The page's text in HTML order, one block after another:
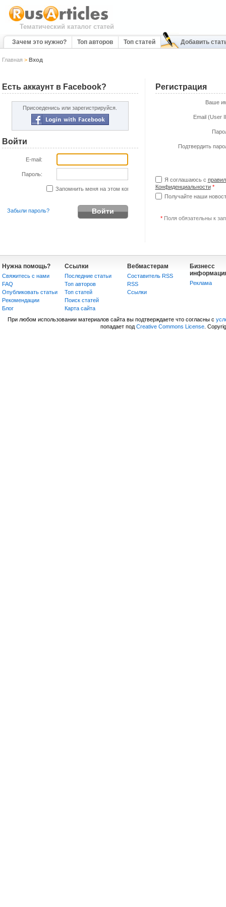
Тематический каталог статей
Зачем это нужно? Топ авторов Топ статей Добавить
Главная > Вход
Есть аккаунт в Facebook?
Присоеденись или зарегистрируйся.
Войти
E-mail:
Пароль:
Запомнить меня на этом компьютере
Забыли пароль?
Регистрация
Ваше
Email (User
Подтвердить
Я соглашаюсь с
Конфиденциальности *
Получайте наши
*Поля обязательны к
Нужна помощь?
Свяжитесь с нами
FAQ
Опубликовать статьи
Рекомендации
Блог
Ссылки
Последние статьи
Топ авторов
Топ статей
Поиск статей
Карта сайта
Вебмастерам
Составитель RSS
RSS
Сcылки
Бизнесс
Реклама
При любом использовании материалов сайта вы подтверждаете что согласны с
попадает под Creative Commons License.